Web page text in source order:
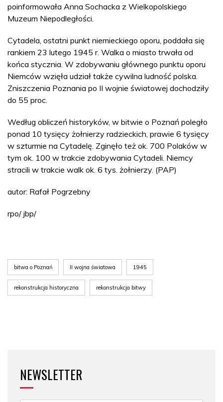
poinformowała Anna Sochacka z Wielkopolskiego
Muzeum Niepodległości.
Cytadela, ostatni punkt niemieckiego oporu, poddała się
rankiem 23 lutego 1945 r. Walka o miasto trwała od
końca stycznia. W zdobywaniu głównego punktu oporu
Niemców wzięła udział także cywilna ludność polska.
Zniszczenia Poznania po II wojnie światowej dochodziły
do 55 proc.
Według obliczeń historyków, w bitwie o Poznań poległo
ponad 10 tysięcy żołnierzy radzieckich, prawie 6 tysięcy
w szturmie na Cytadelę. Zginęło też ok. 700 Polaków w
tym ok. 100 w trakcie zdobywania Cytadeli. Niemcy
stracili w trakcie walk ok. 6 tys. żołnierzy. (PAP)
autor: Rafał Pogrzebny
rpo/ jbp/
bitwa o Poznań II wojna światowa 1945
rekonstrukcja historyczna rekonstrukcja bitwy
NEWSLETTER